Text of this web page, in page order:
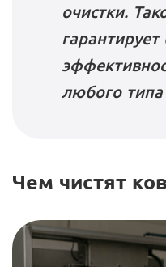
очистки.
любого типа
Чем чистят